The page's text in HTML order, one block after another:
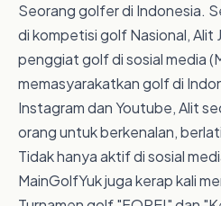
Seorang golfer di Indonesia.
di kompetisi golf Nasional, Alit
penggiat golf di sosial media
memasyarakatkan golf di
Instagram dan Youtube, Alit
orang untuk berkenalan,
Tidak hanya aktif di sosial
MainGolfYuk juga kerap kali